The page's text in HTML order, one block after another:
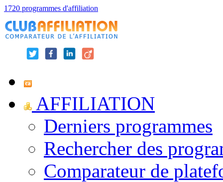
1720 programmes d'affiliation
AFFILIATION
Derniers programmes
Rechercher des
Comparateur de